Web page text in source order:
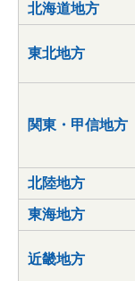
北海道地方
東北地方
関東・甲信地方
北陸地方
東海地方
近畿地方